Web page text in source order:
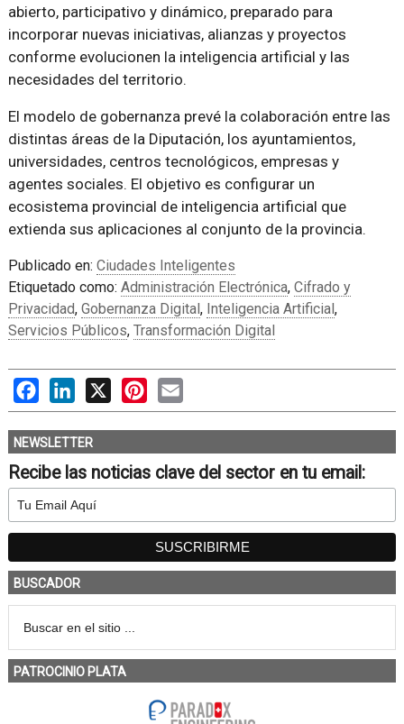
abierto, participativo y dinámico, preparado para
incorporar nuevas iniciativas, alianzas y proyectos
conforme evolucionen la inteligencia artificial y las
necesidades del territorio.
El modelo de gobernanza prevé la colaboración entre las
distintas áreas de la Diputación, los ayuntamientos,
universidades, centros tecnológicos, empresas y
agentes sociales. El objetivo es configurar un
ecosistema provincial de inteligencia artificial que
extienda sus aplicaciones al conjunto de la provincia.
Publicado en: Ciudades Inteligentes
Etiquetado como: Administración Electrónica, Cifrado y
Privacidad, Gobernanza Digital , Inteligencia Artificial ,
Servicios Públicos, Transformación Digital
FacebookLinkedIn Pinterest
NEWSLETTER
Recibe las noticias clave del sector en tu email:
BUSCADOR
PATROCINIO PLATA